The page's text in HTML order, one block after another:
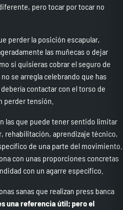
pero tocar por tocar no
perder la posición escapular,
las muñecas o dejar
si quisieras cobrar el seguro de
se arregla celebrando que has
contactar con el torso de
perder tensión.
las que puede tener sentido limitar
rehabilitación, aprendizaje técnico,
de una parte del movimiento.
con unas proporciones concretas
con un agarre específico.
sanas que realizan press banca
una referencia útil; pero el